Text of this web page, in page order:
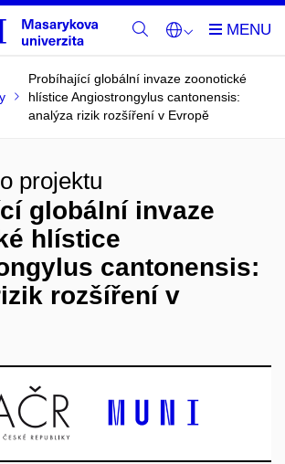
Probíhající globální invaze zoonotické
hlístice Angiostrongylus cantonensis:
analýza rizik rozšíření v Evropě
projektu
globální invaze
hlístice
cantonensis:
rozšíření v